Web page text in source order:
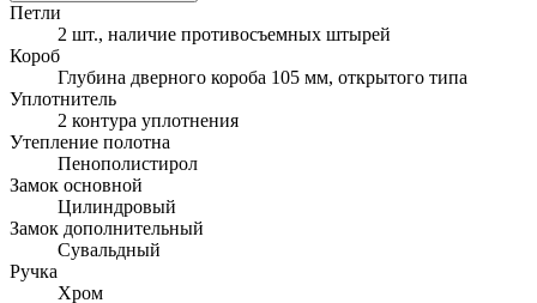
Петли
2 шт., наличие противосъемных штырей
Короб
Глубина дверного короба 105 мм, открытого типа
Уплотнитель
2 контура уплотнения
Утепление полотна
Пенополистирол
Замок основной
Цилиндровый
Замок дополнительный
Сувальдный
Ручка
Хром